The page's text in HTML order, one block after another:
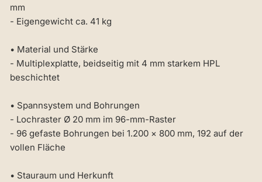
mm
- Eigengewicht ca. 41 kg
• Material und Stärke
- Multiplexplatte, beidseitig mit 4 mm starkem HPL
beschichtet
• Spannsystem und Bohrungen
- Lochraster Ø 20 mm im 96-mm-Raster
- 96 gefaste Bohrungen bei 1.200 × 800 mm, 192 auf der
vollen Fläche
• Stauraum und Herkunft